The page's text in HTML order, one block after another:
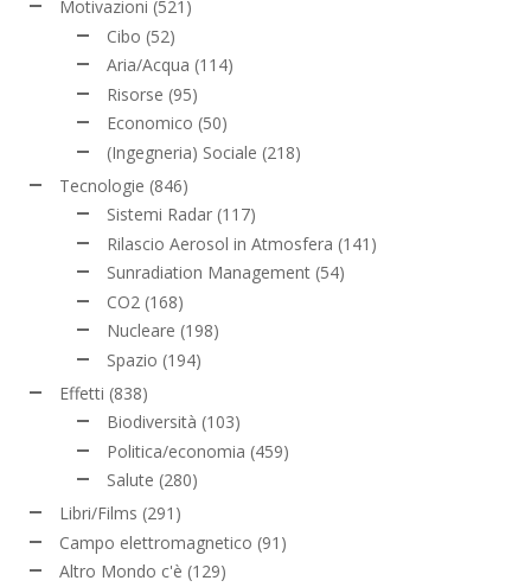
Motivazioni (521)
Cibo (52)
Aria/Acqua (114)
Risorse (95)
Economico (50)
(Ingegneria) Sociale (218)
Tecnologie (846)
Sistemi Radar (117)
Rilascio Aerosol in Atmosfera (141)
Sunradiation Management (54)
CO2 (168)
Nucleare (198)
Spazio (194)
Effetti (838)
Biodiversità (103)
Politica/economia (459)
Salute (280)
Libri/Films (291)
Campo elettromagnetico (91)
Altro Mondo c'è (129)